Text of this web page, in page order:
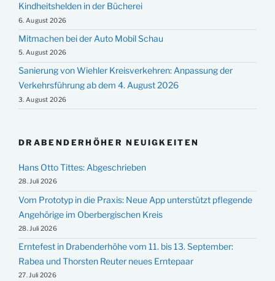
Kindheitshelden in der Bücherei
6. August 2026
Mitmachen bei der Auto Mobil Schau
5. August 2026
Sanierung von Wiehler Kreisverkehren: Anpassung der
Verkehrsführung ab dem 4. August 2026
3. August 2026
DRABENDERHÖHER NEUIGKEITEN
Hans Otto Tittes: Abgeschrieben
28. Juli 2026
Vom Prototyp in die Praxis: Neue App unterstützt pflegende
Angehörige im Oberbergischen Kreis
28. Juli 2026
Erntefest in Drabenderhöhe vom 11. bis 13. September:
Rabea und Thorsten Reuter neues Erntepaar
27. Juli 2026